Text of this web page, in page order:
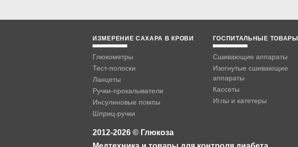
ИЗМЕРЕНИЕ САХАРА В КРОВИ
Глюкометры
Тест-полоски
Ланцеты
Ручки-прокалыватели
Инсулиновые помпы
Шприц-ручки
ГОСПИТАЛЬНЫЕ ТОВАРЫ
Сшивающие аппараты
Изогнутые сшивающие
аппараты
Кассеты
Иглы и катетеры
2012-2026 © Глюкоза